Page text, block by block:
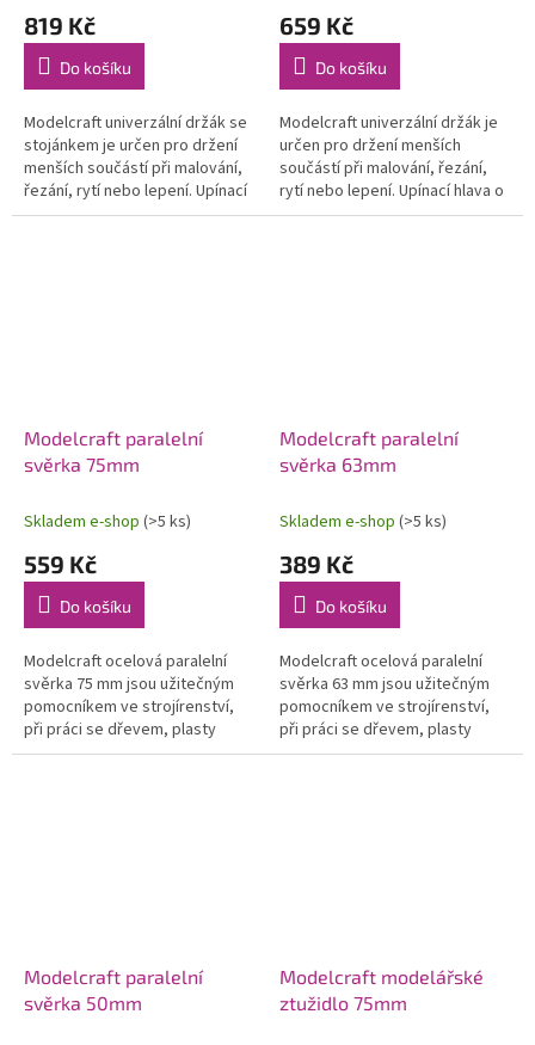
819 Kč
Do košíku
Modelcraft univerzální držák se
stojánkem je určen pro držení
menších součástí při malování,
řezání, rytí nebo lepení. Upínací
hlava o průměru 50 mm může
659 Kč
Do košíku
Modelcraft univerzální držák je
určen pro držení menších
součástí při malování, řezání,
rytí nebo lepení. Upínací hlava o
průměru 50 mm může být
Modelcraft paralelní
svěrka 75mm
Skladem e-shop (>5 ks)
559 Kč
Do košíku
Modelcraft ocelová paralelní
svěrka 75 mm jsou užitečným
pomocníkem ve strojírenství,
při práci se dřevem, plasty
apod. Díky dvěma stavitelným
Modelcraft paralelní
svěrka 63mm
Skladem e-shop (>5 ks)
389 Kč
Do košíku
Modelcraft ocelová paralelní
svěrka 63 mm jsou užitečným
pomocníkem ve strojírenství,
při práci se dřevem, plasty
apod. Díky dvěma stavitelným
Modelcraft paralelní
svěrka 50mm
Modelcraft modelářské
ztužidlo 75mm